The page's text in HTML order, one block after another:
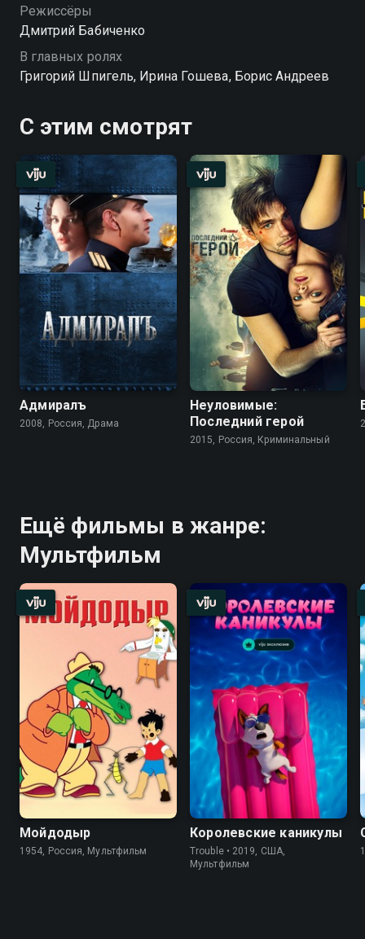
Режиссёры
Дмитрий Бабиченко
В главных ролях
Григорий Шпигель, Ирина Гошева, Борис Андреев
С этим смотрят
Адмиралъ
2008, Россия, Драма
Неуловимые:
Последний герой
2015, Россия, Криминальный
Ещё фильмы в жанре:
Мультфильм
Мойдодыр
1954, Россия, Мультфильм
Королевские каникулы
Trouble • 2019, США,
Мультфильм